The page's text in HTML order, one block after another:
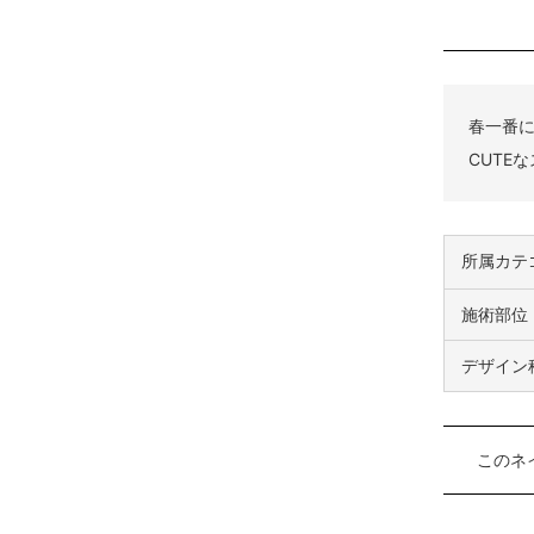
春一番
CUTE
所属カテ
施術部位
デザイン
このネ